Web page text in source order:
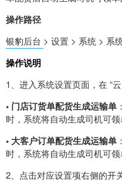
操作路径
银豹后台 > 设置 > 系统 > 系
操作说明
1、进入系统设置页面，在 “
• 门店订货单配货生成运输单
时，系统将自动生成司机可
• 大客户订单配货生成运输单
时，系统将自动生成司机可
2、点击对应设置项右侧的开